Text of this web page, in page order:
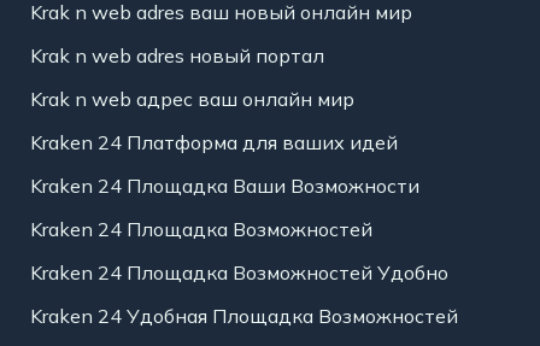
Krak n web adres ваш новый онлайн мир
Krak n web adres новый портал
Krak n web адрес ваш онлайн мир
Kraken 24 Платформа для ваших идей
Kraken 24 Площадка Ваши Возможности
Kraken 24 Площадка Возможностей
Kraken 24 Площадка Возможностей Удобно
Kraken 24 Удобная Площадка Возможностей